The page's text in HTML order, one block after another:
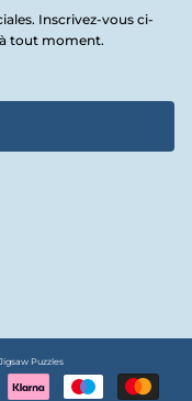
Inscrivez-vous ci-
tout moment.
Puzzles